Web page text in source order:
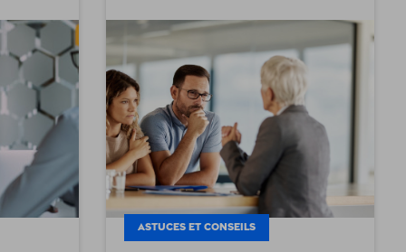
ASTUCES ET CONSEILS